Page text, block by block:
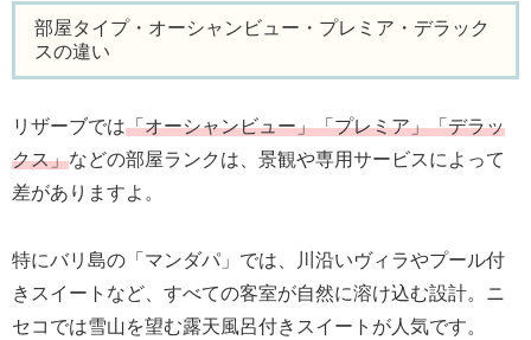
部屋タイプ・オーシャンビュー・プレミア・デラック
スの違い
リザーブでは「オーシャンビュー」「プレミア」「デラッ
クス」などの部屋ランクは、景観や専用サービスによって
差がありますよ。
特にバリ島の「マンダパ」では、川沿いヴィラやプール付
きスイートなど、すべての客室が自然に溶け込む設計。ニ
セコでは雪山を望む露天風呂付きスイートが人気です。